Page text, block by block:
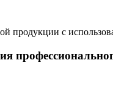
продукции с